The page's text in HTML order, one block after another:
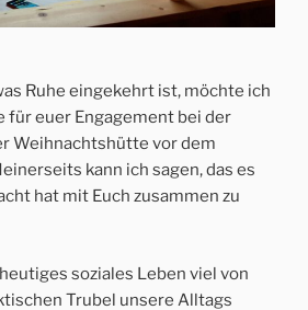
Ruhe eingekehrt ist, möchte ich
für euer Engagement bei der
Weihnachtshütte vor dem
kann ich sagen, das es
hat mit Euch zusammen zu
soziales Leben viel von
Trubel unsere Alltags